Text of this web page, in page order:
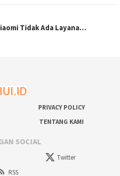
Tidak Ada Layana…
PRIVACY POLICY
TENTANG KAMI
SOCIAL
Twitter
RSS